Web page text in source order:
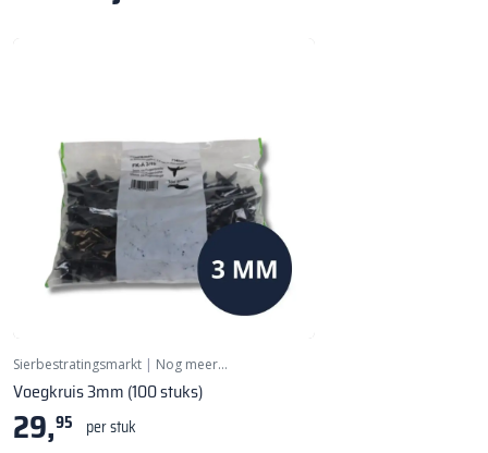
Sierbestratingsmarkt | Nog meer…
Voegkruis 3mm (100 stuks)
29,95 per stuk